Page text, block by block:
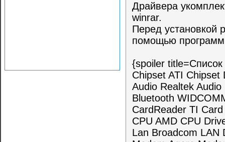
Драйвера
winrar.
Перед установкой
помощью
{spoiler
Chipset ATI
Audio Realtek
Bluetooth
CardReader TI
CPU AMD CPU
Lan Broadcom